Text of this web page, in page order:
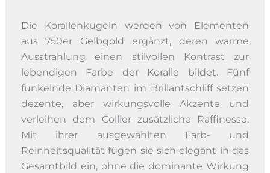
Die Korallenkugeln werden von Elementen
aus 750er Gelbgold ergänzt, deren warme
Ausstrahlung einen stilvollen Kontrast zur
lebendigen Farbe der Koralle bildet. Fünf
funkelnde Diamanten im Brillantschliff setzen
dezente, aber wirkungsvolle Akzente und
verleihen dem Collier zusätzliche Raffinesse.
Mit ihrer ausgewählten Farb- und
Reinheitsqualität fügen sie sich elegant in das
Gesamtbild ein, ohne die dominante Wirkung